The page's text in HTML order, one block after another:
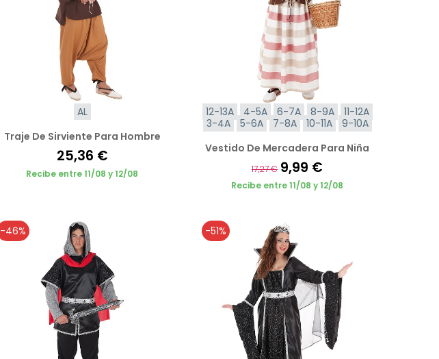
AL
Traje De Sirviente Para Hombre
25,36 €
Recibe entre 11/08 y 12/08
12-13A 4-5A 6-7A 8-9A
11-12A
3-4A
5-6A 7-8A 10-11A
9-10A
Vestido De Mercadera Para Niña
17,27 € 9,99 €
Recibe entre 11/08 y 12/08
-46% -51%